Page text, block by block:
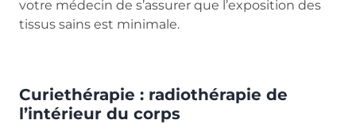
votre médecin de s’assurer que l’exposition des
tissus sains est minimale.
Curiethérapie : radiothérapie de
l’intérieur du corps